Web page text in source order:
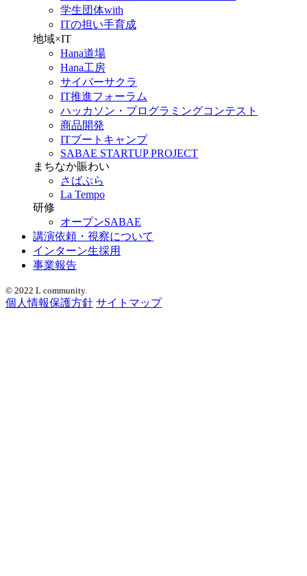
学生団体with
ITの担い手育成
地域×IT
Hana道場
Hana工房
サイバーサクラ
IT推進フォーラム
ハッカソン・プログラミングコンテスト
商品開発
ITブートキャンプ
SABAE STARTUP PROJECT
まちなか賑わい
さばぷら
La Tempo
研修
オープンSABAE
講演依頼・視察について
インターン生採用
事業報告
© 2022 L community.
個人情報保護方針 サイトマップ